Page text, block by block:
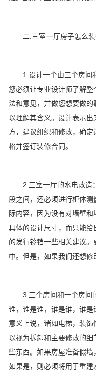
二.三室一厅房子怎么
1.设计一个由三个房间
您必须让专业设计师了解
法和意见，并做您想要做
以理解其含义。设计表示
方，建议组织和修改，确
格并签订装修合同。
2.三室一厅的水电改造
段之间，还必须进行柜体测
际内容，因为没有对墙壁和
具体的设计尺寸，而只能给
的发行铃铛一些相关建议。
中。但是，如果我们还想修
3.三个房间和一个房间
谁，谁是谁，谁是谁，谁是
意义上说，诸如电梯，装饰
以视为拆卸和主要修改的细
些东西。如果房屋准备假墙
如果是，则必须将用于重建